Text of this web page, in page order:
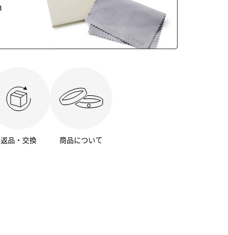
返品・交換 商品について